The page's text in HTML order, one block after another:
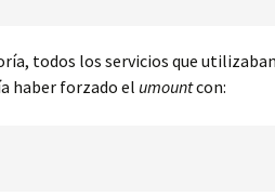
todos los servicios que
haber forzado el umountcon: